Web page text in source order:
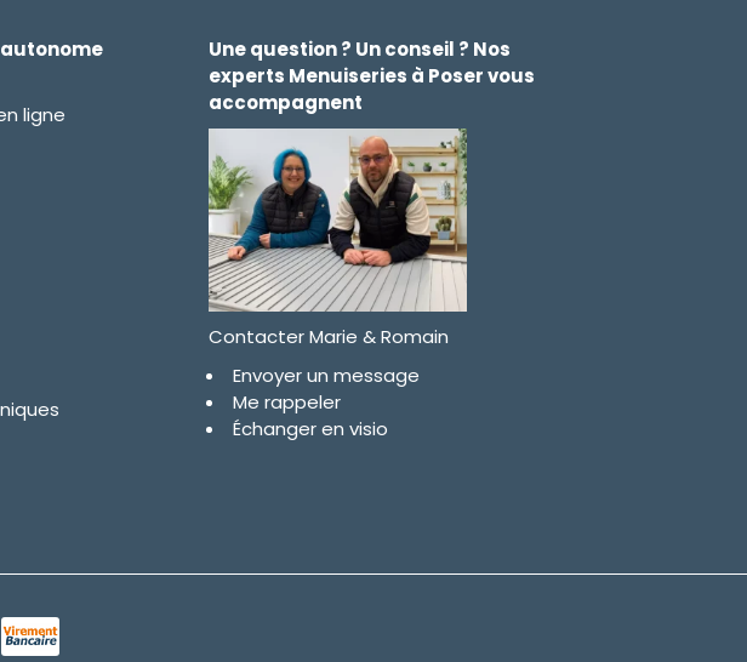
ligne
Une question ? Un conseil ? Nos
experts Menuiseries à Poser vous
accompagnent
Contacter Marie & Romain
Envoyer un message
Me rappeler
Échanger en visio